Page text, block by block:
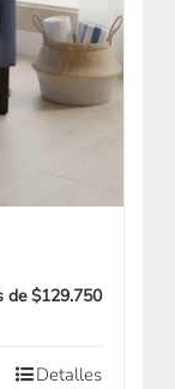
de $129.750
Detalles